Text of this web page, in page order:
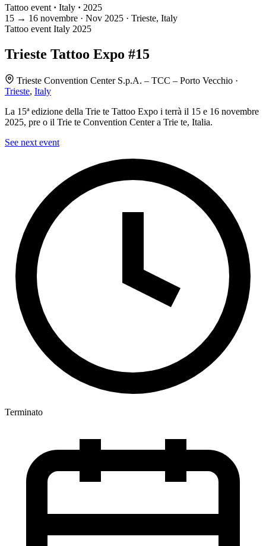
Tattoo event · Italy · 2025
15 → 16 novembre · Nov 2025 · Trieste, Italy
Tattoo event Italy 2025
Trieste Tattoo Expo #15
Trieste Convention Center S.p.A. – TCC – Porto Vecchio ·
Trieste, Italy
La 15ª edizione della Trie te Tattoo Expo i terrà il 15 e 16 novembre
2025, pre o il Trie te Convention Center a Trie te, Italia.
See next event
Terminato